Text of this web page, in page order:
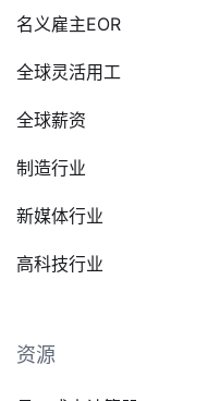
名义雇主EOR
全球灵活用工
全球薪资
制造行业
新媒体行业
高科技行业
资源